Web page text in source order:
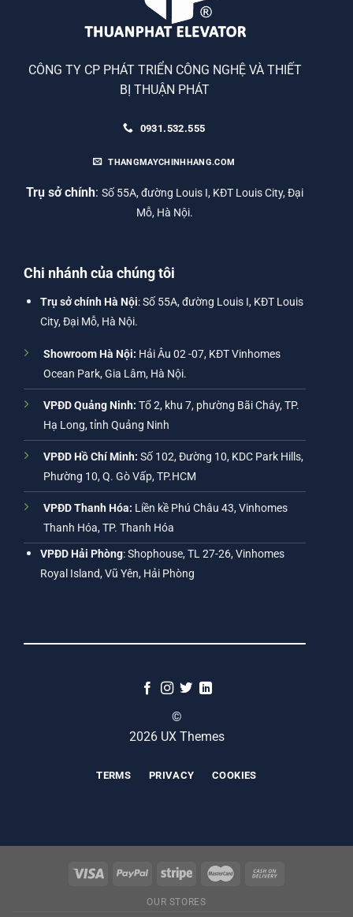
CÔNG TY CP PHÁT TRIỂN CÔNG NGHỆ VÀ THIẾT
BỊ THUẬN PHÁT
0931.532.555
THANGMAYCHINHHANG.COM
Trụ sở chính: Số 55A, đường Louis I, KĐT Louis City, Đại
Mỗ, Hà Nội.
Chi nhánh của chúng tôi
Trụ sở chính Hà Nội: Số 55A, đường Louis I, KĐT Louis
City, Đại Mỗ, Hà Nội.
Showroom Hà Nội: Hải Âu 02 -07, KĐT Vinhomes
Ocean Park, Gia Lâm, Hà Nội.
VPĐD Quảng Ninh: Tổ 2, khu 7, phường Bãi Cháy, TP.
Hạ Long, tỉnh Quảng Ninh
VPĐD Hồ Chí Minh: Số 102, Đường 10, KDC Park Hills,
Phường 10, Q. Gò Vấp, TP.HCM
VPĐD Thanh Hóa: Liền kề Phú Châu 43, Vinhomes
Thanh Hóa, TP. Thanh Hóa
VPĐD Hải Phòng: Shophouse, TL 27-26, Vinhomes
Royal Island, Vũ Yên, Hải Phòng
©
2026 UX Themes
TERMS PRIVACY COOKIES
OUR STORES